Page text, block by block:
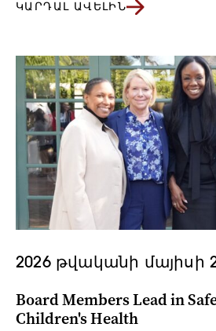
ԿԱՐԴԱԼ ԱՎԵԼԻՆ
2026 թվականի մայիսի
Board Members Lead in
Children's Health